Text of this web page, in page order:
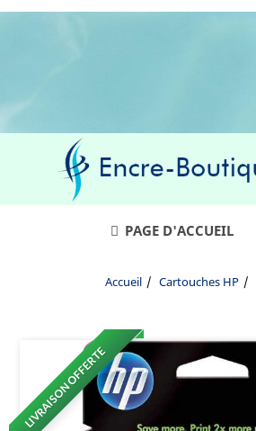
PAGE D'ACCUEIL
Accueil Cartouches HP
LIVRAISON OFFERTE